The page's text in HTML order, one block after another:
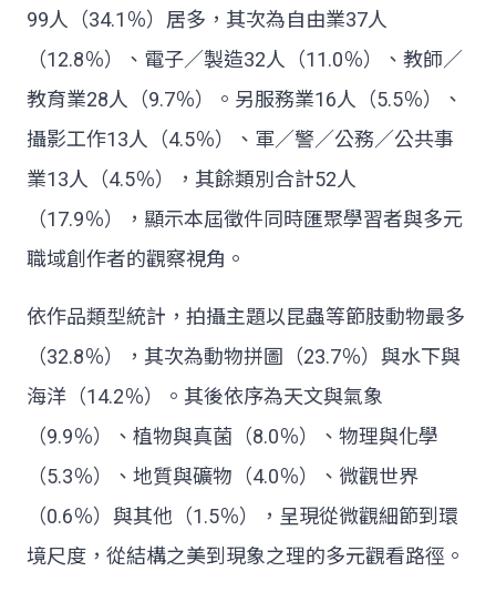
99人（34.1％）居多，其次為自由業37人
（12.8％）、電子／製造32人（11.0％）、教師／
教育業28人（9.7％）。另服務業16人（5.5％）、
攝影工作13人（4.5％）、軍／警／公務／公共事
業13人（4.5％），其餘類別合計52人
（17.9％），顯示本屆徵件同時匯聚學習者與多元
職域創作者的觀察視角。
依作品類型統計，拍攝主題以昆蟲等節肢動物最多
（32.8％），其次為動物拼圖（23.7％）與水下與
海洋（14.2％）。其後依序為天文與氣象
（9.9％）、植物與真菌（8.0％）、物理與化學
（5.3％）、地質與礦物（4.0％）、微觀世界
（0.6％）與其他（1.5％），呈現從微觀細節到環
境尺度，從結構之美到現象之理的多元觀看路徑。